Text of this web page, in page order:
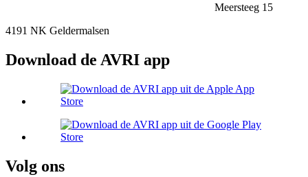
Meersteeg 15
4191 NK Geldermalsen
Download de AVRI app
Volg ons